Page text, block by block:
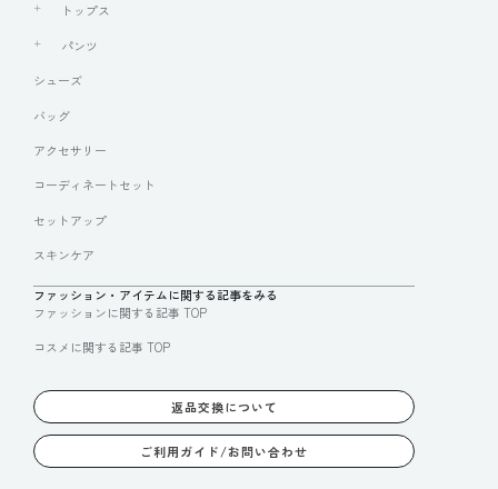
トップス
パンツ
シューズ
バッグ
アクセサリー
コーディネートセット
セットアップ
スキンケア
ファッション・アイテムに関する記事をみる
ファッションに関する記事 TOP
コスメに関する記事 TOP
返品交換について
ご利用ガイド/お問い合わせ